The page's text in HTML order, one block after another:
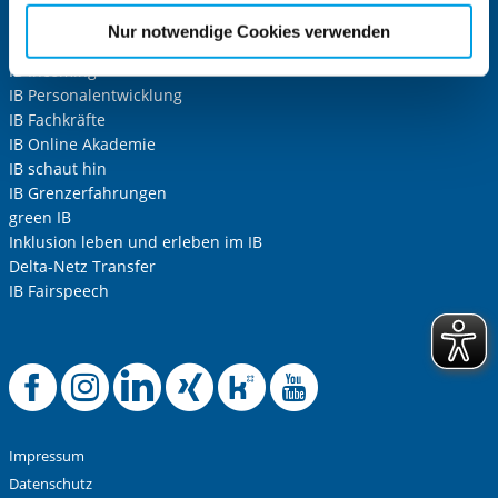
Cookies, die erforderlich zur Bereitstellung der von Ihnen
aufgerufenen und somit gewünschten Website-
Funktionen sind. Diese Cookies setzen wir aufgrund
berechtigter Interessen und daher unabhängig von einer
Einwilligung.
Nur notwendige Cookies verwenden
IB Freiwilligendienste
IB Incoming
IB Personalentwicklung
IB Fachkräfte
IB Online Akademie
IB schaut hin
IB Grenzerfahrungen
green IB
Inklusion leben und erleben im IB
Delta-Netz Transfer
IB Fairspeech
Offizielle
Offizielle
Offizielle
Offizielle
Offizielle
Impressum
Datenschutz